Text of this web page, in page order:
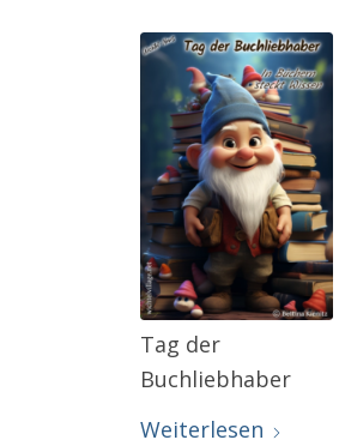
Tag der
Buchliebhaber
Weiterlesen